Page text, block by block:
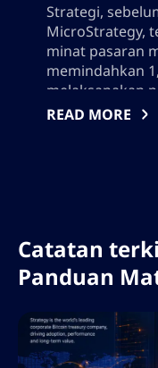
Strategi,
MicroStrategy,
minat pasaran
memindahkan
melaksanakan
menyokong
sentimen
digital ke
READ MORE
Catatan
Panduan